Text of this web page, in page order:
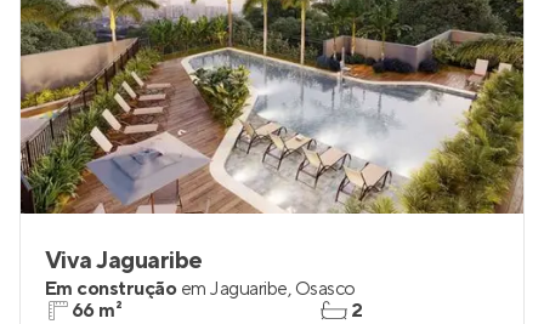
Viva Jaguaribe
Em construção em Jaguaribe, Osasco
66 m²
2